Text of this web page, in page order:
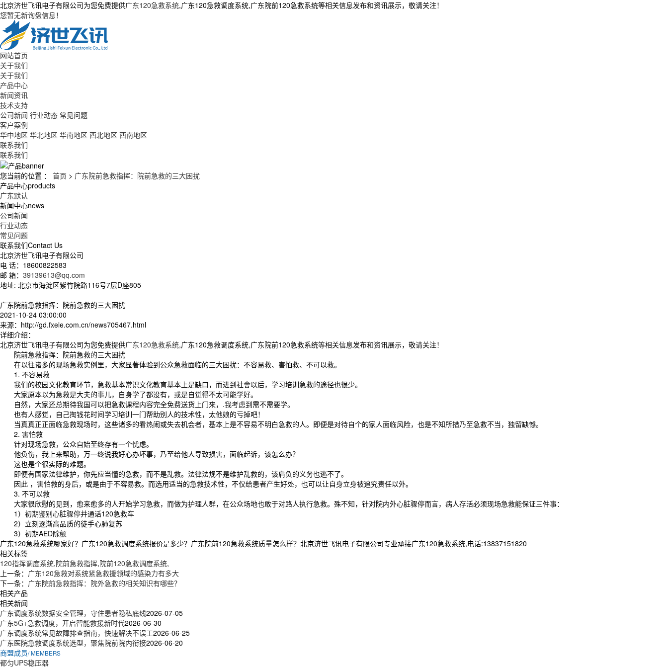
北京济世飞讯电子有限公司为您免费提供广东120急救系统,广东120急救调度系统,广东院前120急救系统等相关信息发布和资讯展示，敬请关注！
您暂无新询盘信息！
网站首页
关于我们
关于我们
产品中心
新闻资讯
技术支持
公司新闻 行业动态 常见问题
客户案例
华中地区 华北地区 华南地区 西北地区 西南地区
联系我们
联系我们
您当前的位置 ： 首页 > 广东院前急救指挥：院前急救的三大困扰
产品中心products
广东默认
新闻中心news
公司新闻
行业动态
常见问题
联系我们Contact Us
北京济世飞讯电子有限公司
电 话：18600822583
邮 箱： 39139613@qq.com
地址: 北京市海淀区紫竹院路116号7层D座805
广东院前急救指挥：院前急救的三大困扰
2021-10-24 03:00:00
来源：http://gd.fxele.com.cn/news705467.html
详细介绍：
北京济世飞讯电子有限公司为您免费提供广东120急救系统,广东120急救调度系统,广东院前120急救系统等相关信息发布和资讯展示，敬请关注！
院前急救指挥：院前急救的三大困扰
在以往诸多的现场急救实例里，大家显著体验到公众急救面临的三大困扰：不容易救、害怕救、不可以救。
1. 不容易救
我们的校园文化教育环节，急救基本常识文化教育基本上是缺口，而进到社會以后，学习培训急救的途径也很少。
大家原本以为急救是大夫的事儿，自身学了都没有，或是自觉得不太可能学好。
自然，大家还总期待我国可以把急救课程内容完全免费送货上门来，.我考虑到需不需要学。
也有人感觉，自己掏钱花时间学习培训一门帮助别人的技术性，太他娘的亏掉吧！
当真真正正面临急救现场时，这些诸多的看热闹或失去机会者，基本上是不容易不明白急救的人。即便是对待自个的家人面临风险，也是不知所措乃至急救不当，独留缺憾。
2. 害怕救
针对现场急救，公众自始至终存有一个忧虑。
他负伤，我上来帮助，万一终说我好心办坏事，乃至给他人导致损害，面临起诉，该怎么办？
这也是个很实际的难题。
即便有国家法律维护，你先应当懂的急救，而不是乱救。法律法规不是维护乱救的，该肩负的义务也逃不了。
因此 ，害怕救的身后，或是由于不容易救。而选用适当的急救技术性，不仅给患者产生好处，也可以让自身立身被追究责任以外。
3. 不可以救
大家很欣慰的见到，愈来愈多的人开始学习急救，而做为护理人群，在公众场地也敢于对路人执行急救。殊不知，针对院内外心脏骤停而言，病人存活必须现场急救能保证三件事：
1）初期鉴别心脏骤停并通话120急救车
2）立刻逐渐高品质的徒手心肺复苏
3）初期AED除颤
广东120急救系统哪家好？广东120急救调度系统报价是多少？广东院前120急救系统质量怎么样？北京济世飞讯电子有限公司专业承接广东120急救系统,电话:13837151820
相关标签
120指挥调度系统,院前急救指挥,院前120急救调度系统,
上一条： 广东120急救对系统紧急救援领域的感染力有多大
下一条： 广东院前急救指挥：院外急救的相关知识有哪些？
相关产品
相关新闻
广东调度系统数据安全管理，守住患者隐私底线2026-07-05
广东5G+急救调度，开启智能救援新时代2026-06-30
广东调度系统常见故障排查指南，快速解决不误工2026-06-25
广东医院急救调度系统选型，聚焦院前院内衔接2026-06-20
商盟成员/ MEMBERS
都匀UPS稳压器